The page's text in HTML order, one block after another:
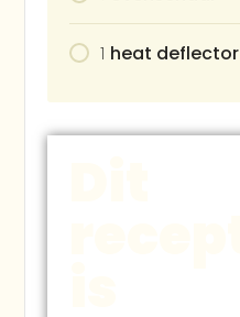
1 heat deflector